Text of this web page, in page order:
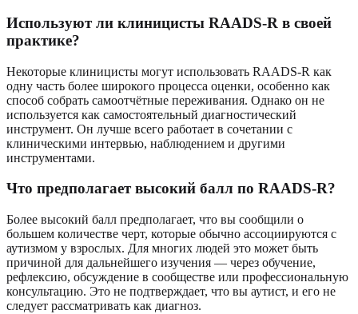
Используют ли клиницисты RAADS-R в своей
практике?
Некоторые клиницисты могут использовать RAADS-R как
одну часть более широкого процесса оценки, особенно как
способ собрать самоотчётные переживания. Однако он не
используется как самостоятельный диагностический
инструмент. Он лучше всего работает в сочетании с
клиническими интервью, наблюдением и другими
инструментами.
Что предполагает высокий балл по RAADS-R?
Более высокий балл предполагает, что вы сообщили о
большем количестве черт, которые обычно ассоциируются с
аутизмом у взрослых. Для многих людей это может быть
причиной для дальнейшего изучения — через обучение,
рефлексию, обсуждение в сообществе или профессиональную
консультацию. Это не подтверждает, что вы аутист, и его не
следует рассматривать как диагноз.